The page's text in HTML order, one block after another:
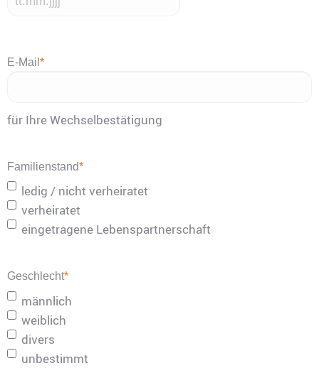
Punkt
E-Mail *
für Ihre Wechselbestätigung
Familienstand*
ledig / nicht verheiratet
verheiratet
eingetragene Lebenspartnerschaft
Geschlecht*
männlich
weiblich
divers
unbestimmt